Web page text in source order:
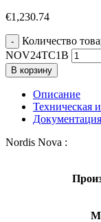
€1,230.74
Количество
NOV24TC1B
В корзину
Описание
Техническая
Документация
Nordis Nova :